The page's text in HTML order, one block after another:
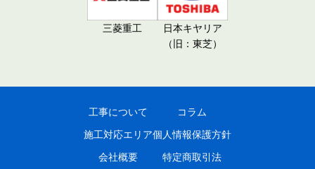
三菱重工
日本キヤリア
（旧：東芝）
工事について
施工対応エリア
会社概要
コラム
個人情報保護方針
特定商取引法